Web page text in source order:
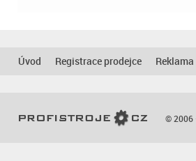
Úvod Registrace prodejce Reklama
© 2006